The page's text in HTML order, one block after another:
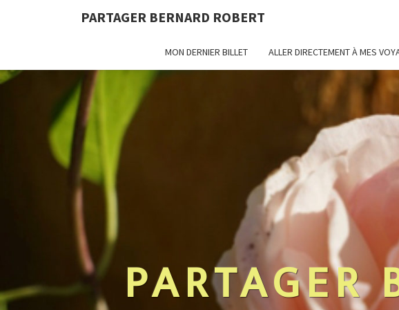
PARTAGER BERNARD ROBERT
MON DERNIER BILLET ALLER DIRECTEMENT À MES
PARTAGER